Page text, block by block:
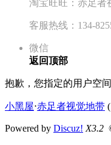
淘宝旺旺：赤足者
客服热线：134-
微信
返回顶部
抱歉，您指定的用户空
小黑屋⋅赤足者视觉地带 (
Powered by Discuz! X3.2